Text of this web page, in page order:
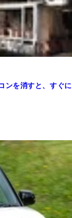
ンを消すと、すぐに